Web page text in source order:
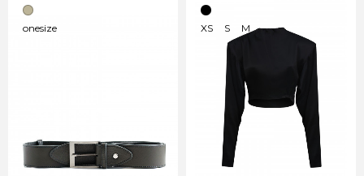
onesize XS S M